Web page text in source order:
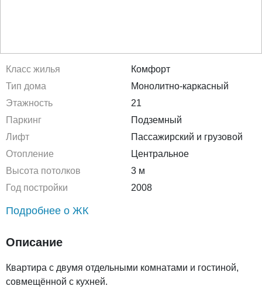
Класс жилья
Комфорт
Тип дома
Монолитно-каркасный
Этажность
21
Паркинг
Подземный
Лифт
Пассажирский и грузовой
Отопление
Центральное
Высота потолков
3 м
Год постройки
2008
Подробнее о ЖК
Описание
Квартира с двумя отдельными комнатами и гостиной,
совмещённой с кухней.